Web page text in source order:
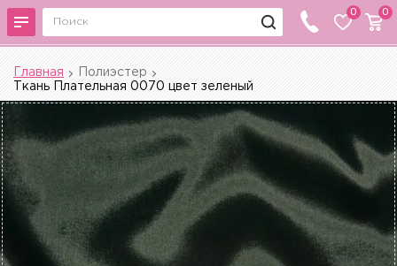
0 0
Главная
Полиэстер
Ткань Плательная 0070 цвет зеленый